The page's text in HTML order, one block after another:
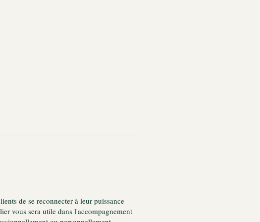
de se reconnecter à leur puissance
vous sera utile dans l'accompagnement